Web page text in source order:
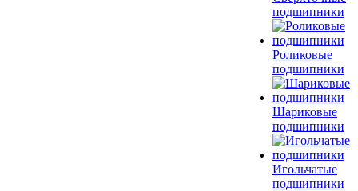
подшипники
Роликовые
подшипники
Шариковые
подшипники
Игольчатые
подшипники